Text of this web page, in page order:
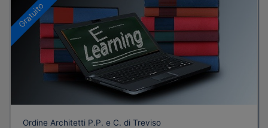
Gratuito
Ordine Architetti P.P. e C. di Treviso